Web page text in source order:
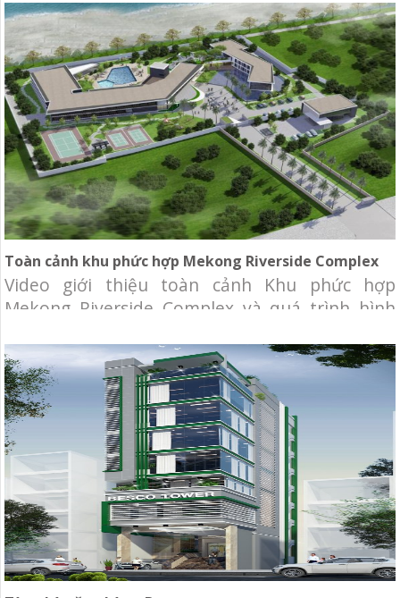
thực. Đây là một trong những dự án căn hộ cao
cấp đầu tiên của Chủ đầu tư VGSE đưa thương
hiệu Xi đến với thị trường
Toàn cảnh khu phức hợp Mekong Riverside Complex
Video giới thiệu toàn cảnh Khu phức hợp
Mekong Riverside Complex và quá trình hình
Campuchia. Đây được chọn là công trình có kiến
trúc tiêu biểu 2016 tại Campuchia. Chủ đầu tư:
Ngân hàng Đầu tư và Phát triển Campuchia
(BIDC) Địa điểm: quận Neamchey,